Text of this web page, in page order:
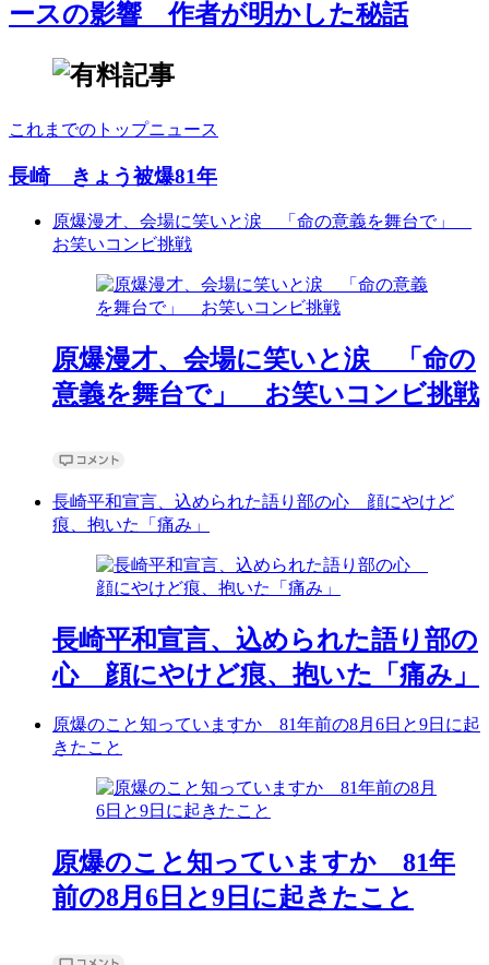
ースの影響 作者が明かした秘話
これまでのトップニュース
長崎 きょう被爆81年
原爆漫才、会場に笑いと涙 「命の意義を舞台で」
お笑いコンビ挑戦
原爆漫才、会場に笑いと涙 「命の
意義を舞台で」 お笑いコンビ挑戦
長崎平和宣言、込められた語り部の心 顔にやけど
痕、抱いた「痛み」
長崎平和宣言、込められた語り部の
心 顔にやけど痕、抱いた「痛み」
原爆のこと知っていますか 81年前の8月6日と9日に起
きたこと
原爆のこと知っていますか 81年
前の8月6日と9日に起きたこと